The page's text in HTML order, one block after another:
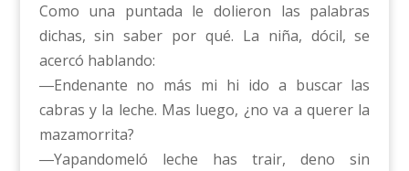
Como una puntada le dolieron las palabras
dichas, sin saber por qué. La niña, dócil, se
acercó hablando:
―Endenante no más mi hi ido a buscar las
cabras y la leche. Mas luego, ¿no va a querer la
mazamorrita?
―Yapandomeló leche has trair, deno sin